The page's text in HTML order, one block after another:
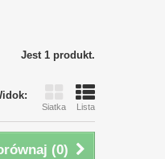
Jest 1 produkt.
Siatka Lista
(0)